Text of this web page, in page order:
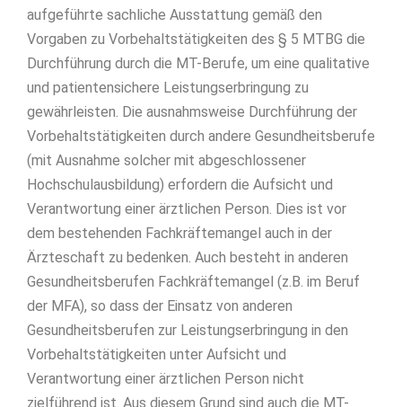
aufgeführte sachliche Ausstattung gemäß den
Vorgaben zu Vorbehaltstätigkeiten des § 5 MTBG die
Durchführung durch die MT-Berufe, um eine qualitative
und patientensichere Leistungserbringung zu
gewährleisten. Die ausnahmsweise Durchführung der
Vorbehaltstätigkeiten durch andere Gesundheitsberufe
(mit Ausnahme solcher mit abgeschlossener
Hochschulausbildung) erfordern die Aufsicht und
Verantwortung einer ärztlichen Person. Dies ist vor
dem bestehenden Fachkräftemangel auch in der
Ärzteschaft zu bedenken. Auch besteht in anderen
Gesundheitsberufen Fachkräftemangel (z.B. im Beruf
der MFA), so dass der Einsatz von anderen
Gesundheitsberufen zur Leistungserbringung in den
Vorbehaltstätigkeiten unter Aufsicht und
Verantwortung einer ärztlichen Person nicht
zielführend ist. Aus diesem Grund sind auch die MT-